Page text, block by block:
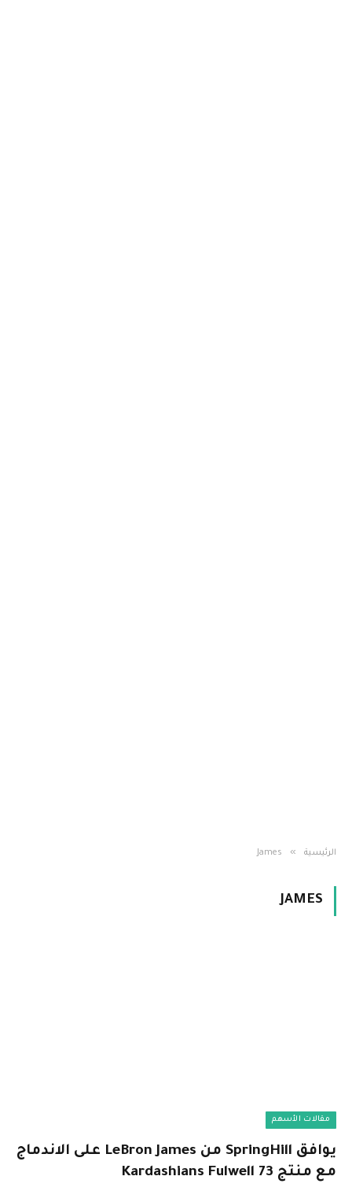
الرئيسية »
James
JAMES
مقالات الأسهم
يوافق SpringHill من LeBron James على الاندماج
مع منتج Kardashians Fulwell 73